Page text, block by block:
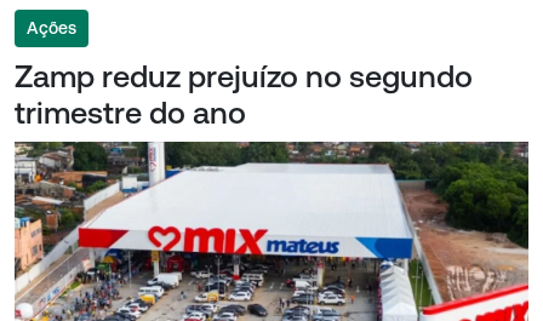
Ações
Zamp reduz prejuízo no segundo
trimestre do ano